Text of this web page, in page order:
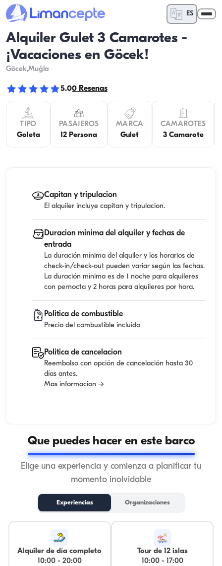
ES
Alquiler Gulet 3 Camarotes -
¡Vacaciones en Göcek!
Göcek,Muğla
5.00 Resenas
TIPO
Goleta
PASAJEROS
12 Persona
MARCA
Gulet
CAMAROTES
3 Camarote
Capitan y tripulacion
El alquiler incluye capitan y tripulacion.
Duracion minima del alquiler y fechas de
entrada
La duración mínima del alquiler y los horarios de
check-in/check-out pueden variar según las fechas.
La duración mínima es de 1 noche para alquileres
con pernocta y 2 horas para alquileres por hora.
Politica de combustible
Precio del combustible incluido
Politica de cancelacion
Reembolso con opción de cancelación hasta 30
días antes.
Mas informacion →
Que puedes hacer en este barco
Elige una experiencia y comienza a planificar tu
momento inolvidable
Experiencias Organizaciones
Alquiler de día completo
10:00- 20:00
Tour de 12 islas
10:00-
17:00